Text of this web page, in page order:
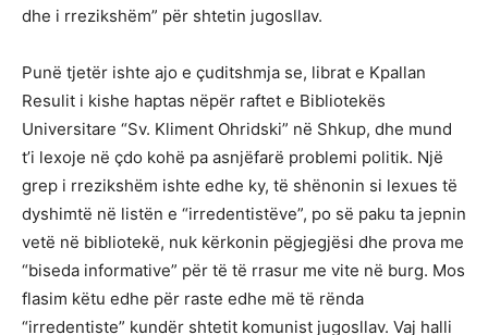
dhe i rrezikshëm” për shtetin jugosllav.
Punë tjetër ishte ajo e çuditshmja se, librat e Kpallan
Resulit i kishe haptas nëpër raftet e Bibliotekës
Universitare “Sv. Kliment Ohridski” në Shkup, dhe mund
t’i lexoje në çdo kohë pa asnjëfarë problemi politik. Një
grep i rrezikshëm ishte edhe ky, të shënonin si lexues të
dyshimtë në listën e “irredentistëve”, po së paku ta jepnin
vetë në bibliotekë, nuk kërkonin pëgjegjësi dhe prova me
“biseda informative” për të të rrasur me vite në burg. Mos
flasim këtu edhe për raste edhe më të rënda
“irredentiste” kundër shtetit komunist jugosllav. Vaj halli